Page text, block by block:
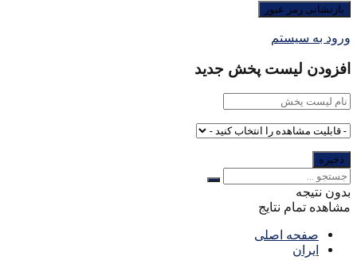
ورود به سیستم
افزودن لیست پخش جدید
بدون نتیجه
مشاهده تمام نتایج
صفحه اصلی
ایران